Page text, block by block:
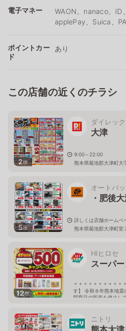
電子マネー
WAON、nanaco、ID
applePay、Suica、
ポイントカー
ド
あり
この店舗の近くのチラシ
2枚
ダイレック
大津
9:00～22:00
熊本県菊池郡大津町大
5枚
オートバ
・肥後
詳しくは店舗ホームペ
熊本県菊池郡大津町室
12枚
HIヒロセ
スーパ
＊＊＊＊＊＊＊＊＊＊
す】 令和８年熊本地震
部商品の販売を停止し
ださいませ。 ＊＊＊
＊ 9:00〜21:00
ニトリ